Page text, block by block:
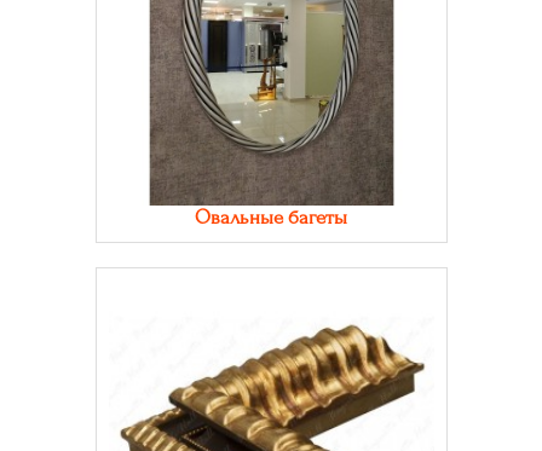
Овальные багеты